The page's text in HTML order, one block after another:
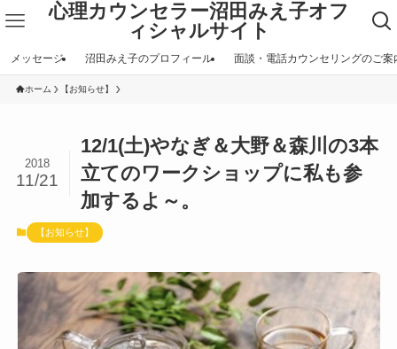
心理カウンセラー沼田みえ子オフ
ィシャルサイト
メッセージ 沼田みえ子のプロフィール 面談・電話カウンセリングのご案
ホーム 【お知らせ】
12/1(土)やなぎ＆大野＆森川の3本
立てのワークショップに私も参
加するよ～。
2018
11/21
【お知らせ】